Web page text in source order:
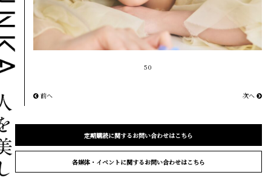
50
前へ 次へ
定期購読に関するお問い合わせはこちら
各媒体・イベントに関するお問い合わせはこちら